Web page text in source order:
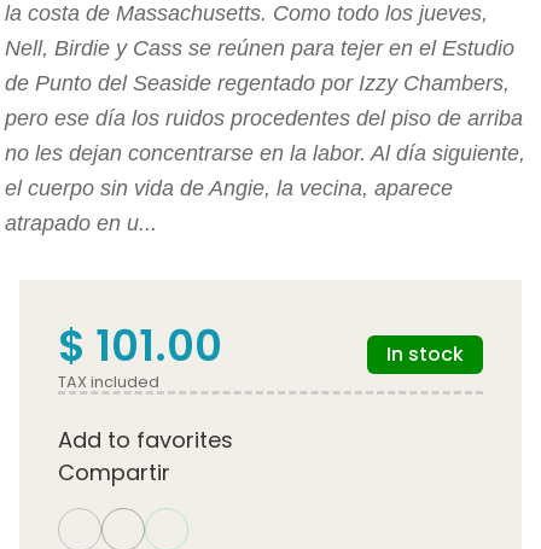
la costa de Massachusetts. Como todo los jueves,
Nell, Birdie y Cass se reúnen para tejer en el Estudio
de Punto del Seaside regentado por Izzy Chambers,
pero ese día los ruidos procedentes del piso de arriba
no les dejan concentrarse en la labor. Al día siguiente,
el cuerpo sin vida de Angie, la vecina, aparece
atrapado en u...
$ 101.00
TAX included
In stock
Add to favorites
Compartir